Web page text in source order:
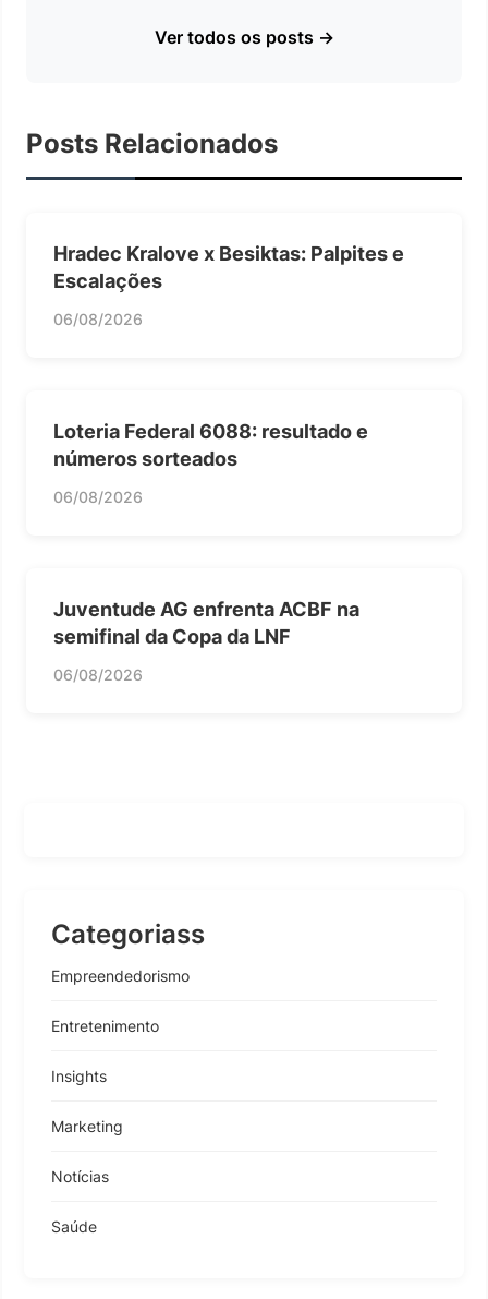
Ver todos os posts →
Posts Relacionados
Hradec Kralove x Besiktas: Palpites e
Escalações
06/08/2026
Loteria Federal 6088: resultado e
números sorteados
06/08/2026
Juventude AG enfrenta ACBF na
semifinal da Copa da LNF
06/08/2026
Categoriass
Empreendedorismo
Entretenimento
Insights
Marketing
Notícias
Saúde